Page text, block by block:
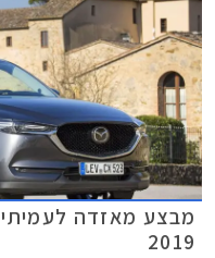
מבצע מאזדה
2019